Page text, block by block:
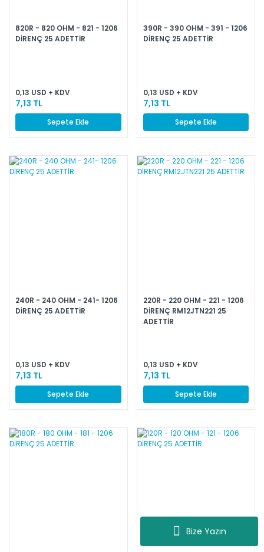
Bize Yazın
820R - 820 OHM - 821 - 1206
DİRENÇ 25 ADETTİR
0,13 USD + KDV
7,13 TL
Sepete Ekle
390R - 390 OHM - 391 - 1206
DİRENÇ 25 ADETTİR
0,13 USD + KDV
7,13 TL
Sepete Ekle
240R - 240 OHM - 241- 1206
DİRENÇ 25 ADETTİR
0,13 USD + KDV
7,13 TL
Sepete Ekle
220R - 220 OHM - 221 - 1206
DİRENÇ RM12JTN221 25
ADETTİR
0,13 USD + KDV
7,13 TL
Sepete Ekle